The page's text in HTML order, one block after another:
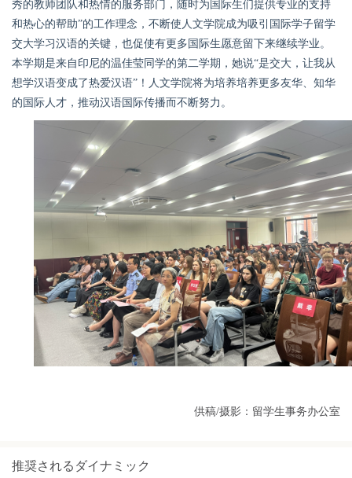
秀的教师团队和热情的服务部门，随时为国际生们提供专业的支持
和热心的帮助”的工作理念，不断使人文学院成为吸引国际学子留学
交大学习汉语的关键，也促使有更多国际生愿意留下来继续学业。
本学期是来自印尼的温佳莹同学的第二学期，她说“是交大，让我从
想学汉语变成了热爱汉语”！人文学院将为培养培养更多友华、知华
的国际人才，推动汉语国际传播而不断努力。
供稿/摄影：留学生事务办公室
推奨されるダイナミック